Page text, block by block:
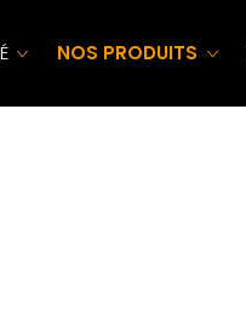
NOS PRODUITS